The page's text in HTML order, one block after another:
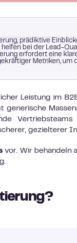
prädiktive
helfen bei der Lead-
erfordert eine
Metriken, um
Leistung im
gezielterer
vor. Wir behandeln